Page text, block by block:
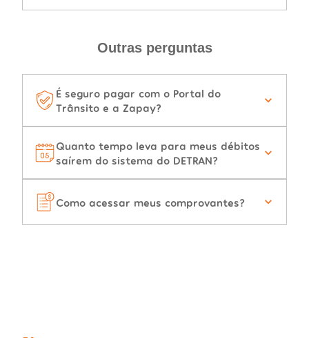
Outras perguntas
É seguro pagar com o Portal do
Trânsito e a Zapay?
Quanto tempo leva para meus débitos
saírem do sistema do DETRAN?
Como acessar meus comprovantes?